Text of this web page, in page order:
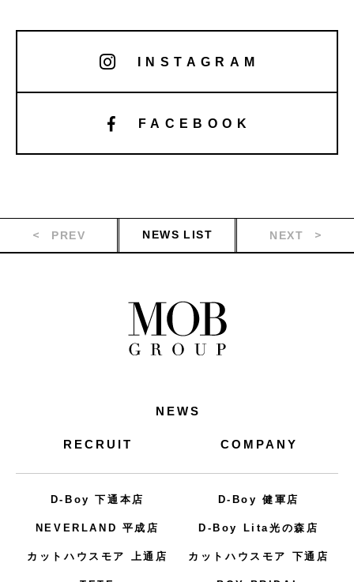
INSTAGRAM
FACEBOOK
PREV NEWS LIST NEXT
NEWS
RECRUIT COMPANY
D-Boy 下通本店 D-Boy 健軍店
NEVERLAND 平成店 D-Boy Lita光の森店
カットハウスモア 上通店 カットハウスモア 下通店